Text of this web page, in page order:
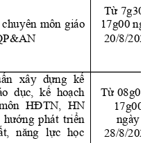
chuyên môn giáo
Từ 7g30
17g00
20/8/2025
xây dựng kế
dục,  kế  hoạch
HĐTN, HN
hướng phát triển
năng lực học
Từ 08g00
17g00
ngày
28/8/2025